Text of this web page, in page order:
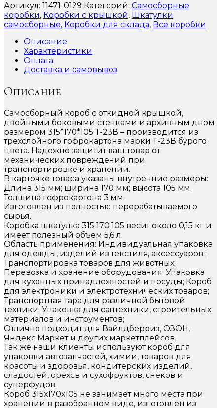
Артикул: 11471-0129 Категорий: Самосборные
коробки, Коробки с крышкой, Шкатулки
самосборные, Коробки для склада, Все коробки
Описание
Характеристики
Оплата
Доставка и самовывоз
Описание
Самосборный короб с откидной крышкой,
двойными боковыми стенками и архивным дном
размером 315*170*105 Т-23В – производится из
трехслойного гофрокартона марки Т-23В бурого
цвета. Надежно защитит ваш товар от
механических повреждений при
транспортировке и хранении.
В карточке товара указаны внутренние размеры:
Длина 315 мм; ширина 170 мм; высота 105 мм.
Толщина гофрокартона 3 мм.
Изготовлен из полностью перерабатываемого
сырья.
Коробка шкатулка 315 170 105 весит около 0,15 кг и
имеет полезный объем 5,6 л.
Область применения: Индивидуальная упаковка
для одежды, изделий из текстиля, аксессуаров ;
Транспортировка товаров для животных;
Перевозка и хранение оборудования; Упаковка
для кухонных принадлежностей и посуды; Короб
для электроники и электротехнических товаров;
Транспортная тара для различной бытовой
техники; Упаковка для сантехники, строительных
материалов и инструментов;
Отлично подходит для Вайлдберриз, ОЗОН,
Яндекс Маркет и других маркетплейсов.
Так же наши клиенты используют короб для
упаковки автозапчастей, химии, товаров для
красоты и здоровья, кондитерских изделий,
сладостей, орехов и сухофруктов, снеков и
суперфудов.
Короб 315х170х105 не занимает много места при
хранении в разобранном виде, изготовлен из